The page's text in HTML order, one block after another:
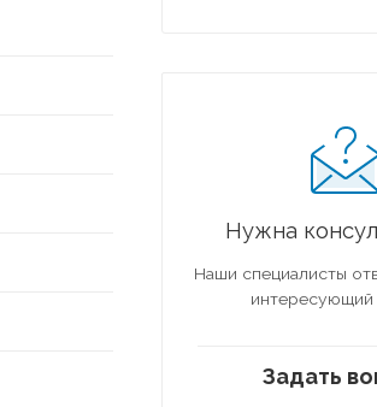
Нужна
Наши специалисты
Задать